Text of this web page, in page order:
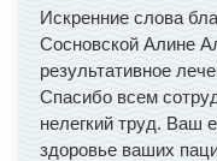
Искренние слова
Сосновской Алине
результативное
Спасибо всем
нелегкий труд. Ваш
здоровье ваших